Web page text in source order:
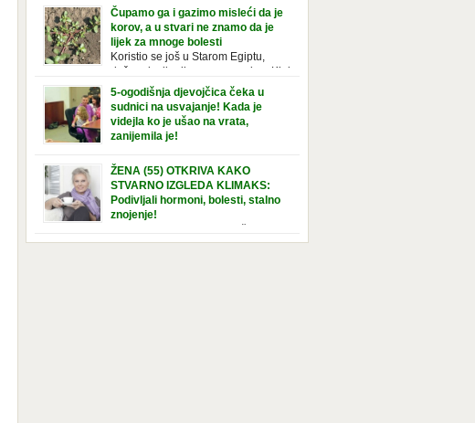
korake. To je mnoge nasmijalo. Ovaj video je baš
neobičan. Ne viđamo baš često ovakve korake
kod novorođenih beba. Video je snimila babica,
pregledalo ga je preko 80 miliona ljudi. Ove
babice su ostale u čudu nakon što su vidjeli kako
Čupamo ga i gazimo misleći da je
korov, a u stvari ne znamo da je
lijek za mnoge bolesti
Koristio se još u Starom Egiptu,
duže od milenijuma se uzgaja u Kini
i Indiji, Francuzi od njega prave različita
tradicionalna jela i čorbe… Jedino mi gazimo po
njemu, čupamo ga i bacamo kao korov! Tušt je
jednogodišnji, ali vrlo uporan “korov” koji, ka­da
nam se jednom nastani u bašti ili dvorištu, teško
5-ogodišnja djevojčica čeka u
sudnici na usvajanje! Kada je
videjla ko je ušao na vrata,
zanijemila je!
zbrinuta u hraniteljskoj porodici. Sada, u svojoj 5.
godini, dočekala je momenat usvajanja, kada će
dobiti novu, stalnu porodicu. Ovaj dan je bio
veoma poseban za djevojčicu i njenu novu
porodicu, ali je uskoro postao još čarobniji,
ŽENA (55) OTKRIVA KAKO
STVARNO IZGLEDA KLIMAKS:
Podivljali hormoni, bolesti, stalno
znojenje!
“Bila sam slomljena, naslušala sam
se o tome da ću uskoro izgledati kao da imam